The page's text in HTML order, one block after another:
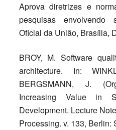
Aprova diretrizes e
pesquisas envolvendo
Oficial da União, Brasília,
BROY, M. Software
architecture. In:
BERGSMANN, J.
Increasing Value in
Development. Lecture
Processing. v. 133, Berlin: